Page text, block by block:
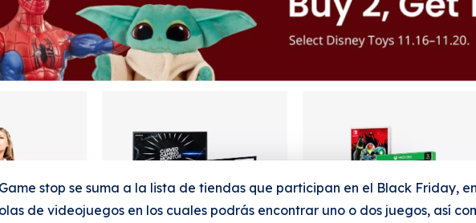
stop se suma a la lista de tiendas que participan en el Black Friday,
de videojuegos en los cuales podrás encontrar uno o dos juegos, así